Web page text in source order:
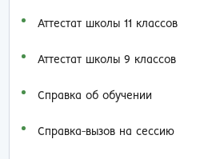
Аттестат школы 11 классов
Аттестат школы 9 классов
Справка об обучении
Справка-вызов на сессию